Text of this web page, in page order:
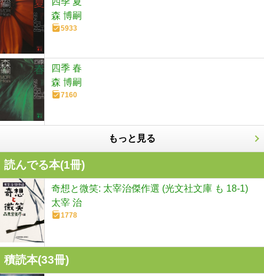
森 博嗣
5933
四季 春
森 博嗣
7160
もっと見る
読んでる本(1冊)
奇想と微笑: 太宰治傑作選 (光文社文庫 も 18-1)
太宰 治
1778
積読本(33冊)